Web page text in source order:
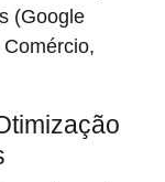
(Google